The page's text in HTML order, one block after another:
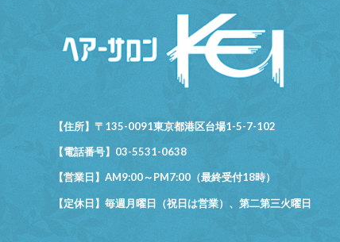
【住所】〒135-0091東京都港区台場1-5-7-102
【電話番号】03-5531-0638
【営業日】AM9:00～PM7:00（最終受付18時）
【定休日】毎週月曜日（祝日は営業）、第二第三火曜日